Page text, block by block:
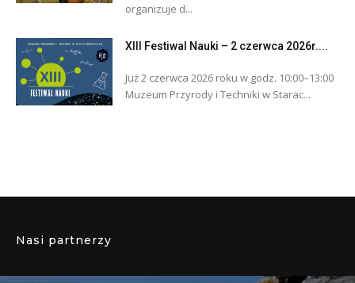
organizuje d...
XIII Festiwal Nauki – 2 czerwca 2026r....
Już 2 czerwca 2026 roku w godz. 10:00–13:00
Muzeum Przyrody i Techniki w Starac...
Nasi partnerzy